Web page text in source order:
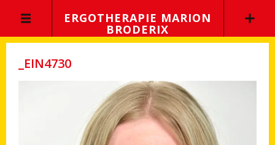
ERGOTHERAPIE MARION
BRODERIX
_EIN4730